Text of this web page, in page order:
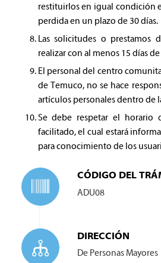
restituirlos en igual condición
perdida en un plazo de 30 días.
Las solicitudes o prestamos
realizar con al menos 15 días
El personal del centro
de Temuco, no se hace
artículos personales dentro de
Se debe respetar el horario
facilitado, el cual estará
para conocimiento de los
CÓDIGO DEL
ADU08
DIRECCIÓN
De Personas Mayores